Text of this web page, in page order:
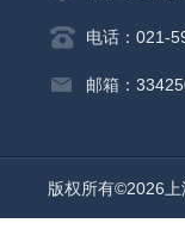
电话：021-
邮箱：
版权所有©2026